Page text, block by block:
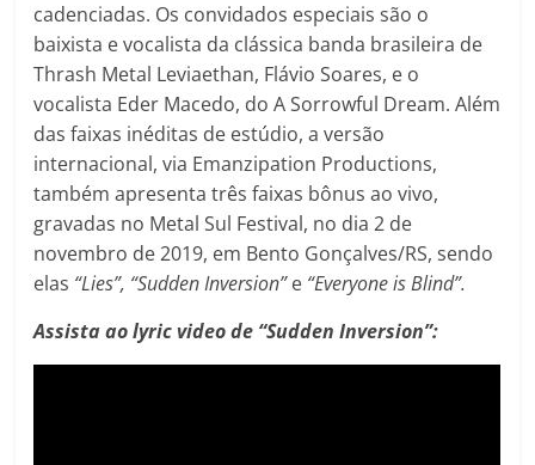
cadenciadas. Os convidados especiais são o
baixista e vocalista da clássica banda brasileira de
Thrash Metal Leviaethan, Flávio Soares, e o
vocalista Eder Macedo, do A Sorrowful Dream. Além
das faixas inéditas de estúdio, a versão
internacional, via Emanzipation Productions,
também apresenta três faixas bônus ao vivo,
gravadas no Metal Sul Festival, no dia 2 de
novembro de 2019, em Bento Gonçalves/RS, sendo
elas “Lies”, “Sudden Inversion”e “Everyone is Blind”.
Assista ao lyric video de “Sudden Inversion”: